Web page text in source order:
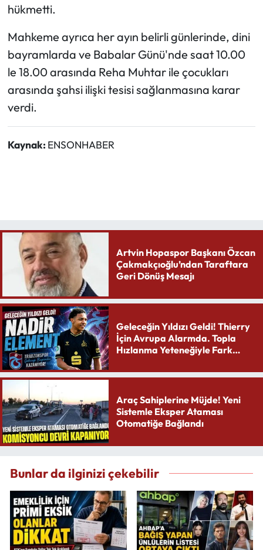
hükmetti.
Mahkeme ayrıca her ayın belirli günlerinde, dini
bayramlarda ve Babalar Günü'nde saat 10.00
le 18.00 arasında Reha Muhtar ile çocukları
arasında şahsi ilişki tesisi sağlanmasına karar
verdi.
Kaynak: ENSONHABER
Artvin Hopaspor Başkanı Özcan
Çakmakçıoğlu’ndan Taraftara
Geri Dönüş Mesajı
Geleceğin Yıldızı Geldi! Thierry
İçin Avrupa Alarmda. Topla
Hızlanma Yeteneğiyle Fark
Araç Sahiplerine Müjde! Yeni
Sistemle Eksper Ataması
Otomatiğe Bağlandı
Bunlar da ilginizi çekebilir